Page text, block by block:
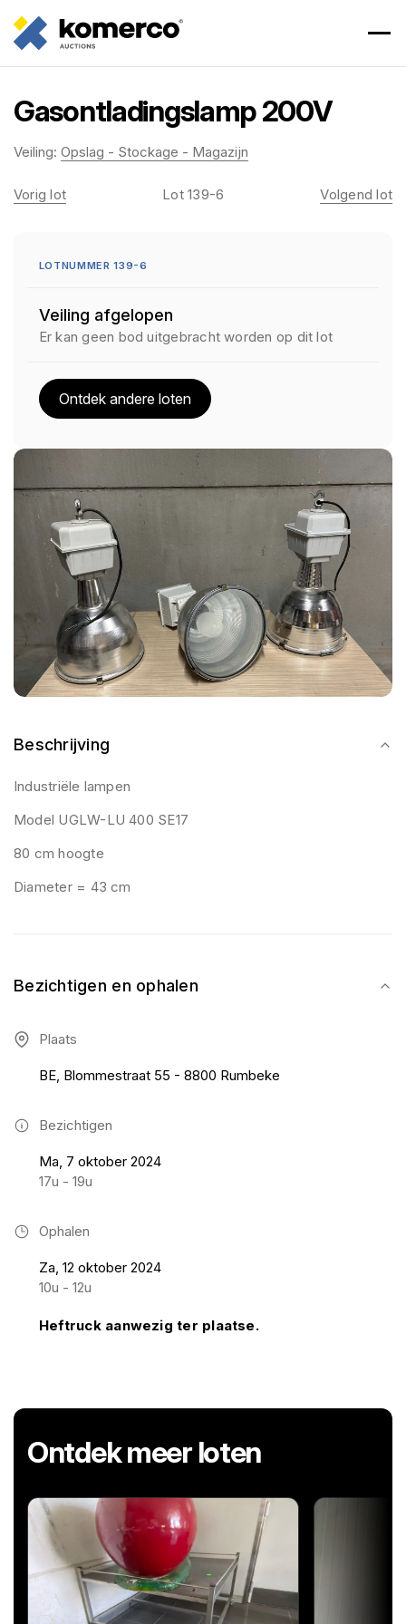
Gasontladingslamp 200V
Veiling: Opslag - Stockage - Magazijn
Beschrijving
Industriële lampen
Model UGLW-LU 400 SE17
80 cm hoogte
Diameter = 43 cm
Bezichtigen en ophalen
Plaats
BE, Blommestraat 55 - 8800 Rumbeke
Bezichtigen
Ma, 7 oktober 2024
17u - 19u
Ophalen
Za, 12 oktober 2024
10u - 12u
Heftruck aanwezig ter plaatse.
Vorig lot Lot 139-6 Volgend lot
LOTNUMMER 139-6
Veiling afgelopen
Er kan geen bod uitgebracht worden op dit lot
Ontdek andere loten
Ontdek meer loten